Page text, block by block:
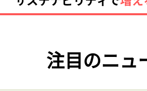
注目のニュ